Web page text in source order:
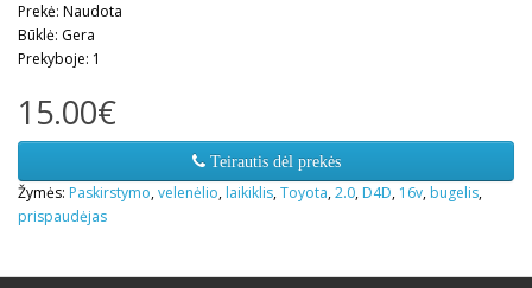
Prekė: Naudota
Būklė: Gera
Prekyboje: 1
15.00€
Teirautis dėl prekės
Žymės: Paskirstymo,velenėlio, laikiklis,Toyota,2.0, D4D, 16v, bugelis,
prispaudėjas